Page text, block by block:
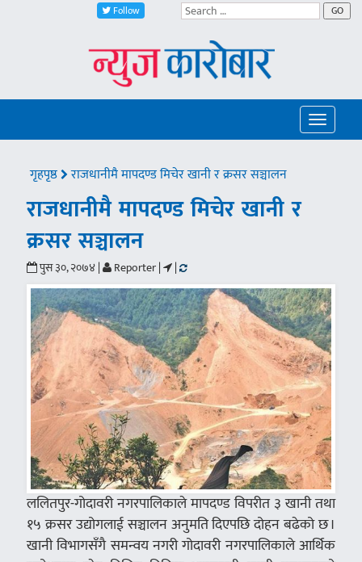
Follow GO
Toggle
गृहपृष्ठ राजधानीमै मापदण्ड मिचेर खानी र क्रसर सञ्चालन
राजधानीमै मापदण्ड मिचेर खानी र
क्रसर सञ्चालन
पुस ३०, २०७४ | Reporter | |
ललितपुर-गोदावरी नगरपालिकाले मापदण्ड विपरीत ३ खानी तथा
१५ क्रसर उद्योगलाई सञ्चालन अनुमति दिएपछि दोहन बढेको छ ।
खानी विभागसँगै समन्वय नगरी गोदावरी नगरपालिकाले आर्थिक